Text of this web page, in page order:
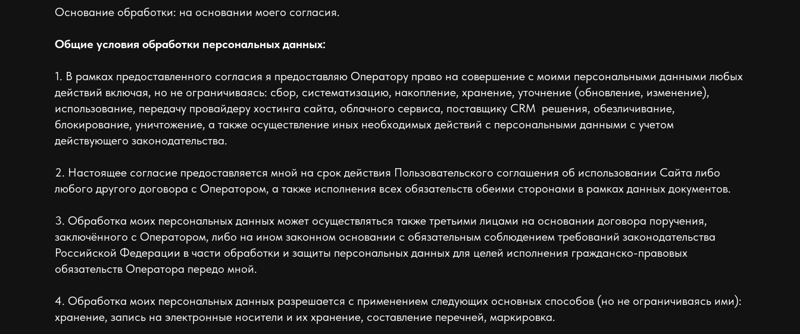
Основание обработки: на основании моего согласия.
Общие условия обработки персональных данных:
1. В рамках предоставленного согласия я предоставляю Оператору право на совершение с моими персональными данными любых
действий включая, но не ограничиваясь: сбор, систематизацию, накопление, хранение, уточнение (обновление, изменение),
использование, передачу провайдеру хостинга сайта, облачного сервиса, поставщику CRM решения, обезличивание,
блокирование, уничтожение, а также осуществление иных необходимых действий с персональными данными с учетом
действующего законодательства.
2. Настоящее согласие предоставляется мной на срок действия Пользовательского соглашения об использовании Сайта либо
любого другого договора с Оператором, а также исполнения всех обязательств обеими сторонами в рамках данных документов.
3. Обработка моих персональных данных может осуществляться также третьими лицами на основании договора поручения,
заключённого с Оператором, либо на ином законном основании с обязательным соблюдением требований законодательства
Российской Федерации в части обработки и защиты персональных данных для целей исполнения гражданско-правовых
обязательств Оператора передо мной.
4. Обработка моих персональных данных разрешается с применением следующих основных способов (но не ограничиваясь ими):
хранение, запись на электронные носители и их хранение, составление перечней, маркировка.